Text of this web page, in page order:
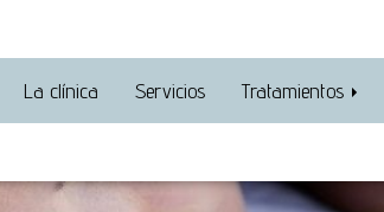
La clínica Servicios Tratamientos